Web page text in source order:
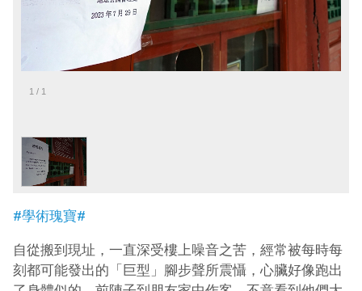
1 / 1
#學術瑰寶#
自從搬到現址，一直深受樓上噪音之苦，經常被每時每
刻都可能發出的「巨型」腳步聲所震懾，心臟好像跑出